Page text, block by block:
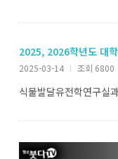
2025, 2026학년도 대
2025-03-14 l 조회 6800
식물발달유전학연구실